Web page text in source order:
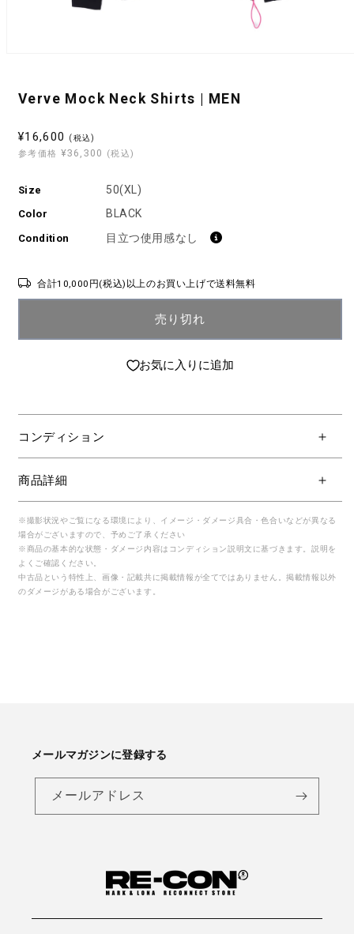
Verve Mock Neck Shirts | MEN
セ
ー
価
格
¥16,600 (税込)
参考価格 ¥36,300 (税込)
Size 50(XL)
Color BLACK
Condition 目立つ使用感なし
合計10,000円(税込)以上のお買い上げで送料無料
売り切れ
お気に入りに追加
コンディション
商品詳細
※撮影状況やご覧になる環境により、イメージ・ダメージ具合・色合いなどが異なる
場合がございますので、予めご了承ください
※商品の基本的な状態・ダメージ内容はコンディション説明文に基づきます。説明を
よくご確認ください。
中古品という特性上、画像・記載共に掲載情報が全てではありません。掲載情報以外
のダメージがある場合がございます。
メールマガジンに登録する
メールアドレス